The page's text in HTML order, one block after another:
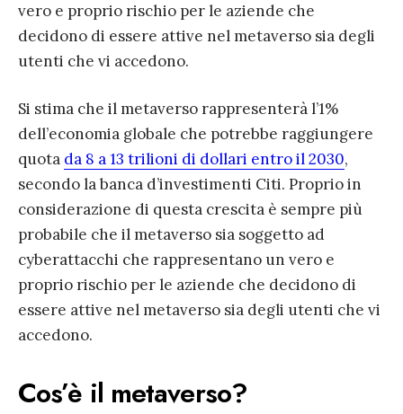
vero e proprio rischio per le aziende che
decidono di essere attive nel metaverso sia degli
utenti che vi accedono.
Si stima che il metaverso rappresenterà l’1%
dell’economia globale che potrebbe raggiungere
quota da 8 a 13 trilioni di dollari entro il 2030,
secondo la banca d’investimenti Citi. Proprio in
considerazione di questa crescita è sempre più
probabile che il metaverso sia soggetto ad
cyberattacchi che rappresentano un vero e
proprio rischio per le aziende che decidono di
essere attive nel metaverso sia degli utenti che vi
accedono.
Cos’è il metaverso?